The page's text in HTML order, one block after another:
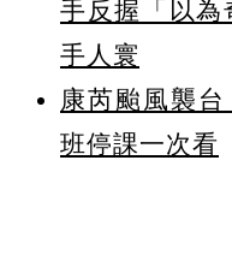
手反握「以
手人寰
康芮颱風襲
班停課一次看